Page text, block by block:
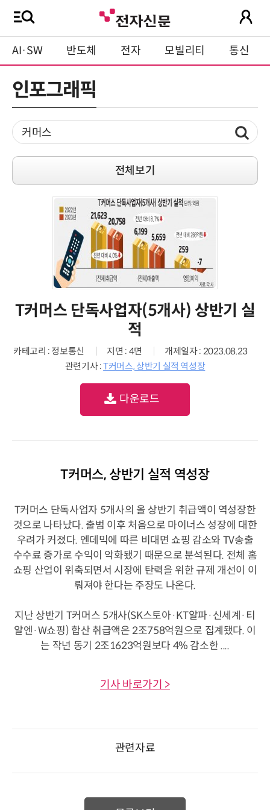
AI·SW 반도체 전자 모빌리티 통신
인포그래픽
전체보기
T커머스 단독사업자(5개사) 상반기 실
적
카테고리 : 정보통신 지면 : 4면
개제일자 : 2023.08.23
관련기사 :T커머스, 상반기 실적 역성장
다운로드
T커머스, 상반기 실적 역성장
T커머스 단독사업자 5개사의 올 상반기 취급액이 역성장한
것으로 나타났다. 출범 이후 처음으로 마이너스 성장에 대한
우려가 커졌다. 엔데믹에 따른 비대면 쇼핑 감소와 TV송출
수수료 증가로 수익이 악화됐기 때문으로 분석된다. 전체 홈
쇼핑 산업이 위축되면서 시장에 탄력을 위한 규제 개선이 이
뤄져야 한다는 주장도 나온다.
지난 상반기 T커머스 5개사(SK스토아·KT알파·신세계·티
알엔·W쇼핑) 합산 취급액은 2조758억원으로 집계됐다. 이
는 작년 동기 2조1623억원보다 4% 감소한 ....
기사 바로가기 >
관련자료